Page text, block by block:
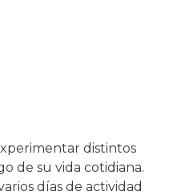
distintos
de su vida cotidiana.
días de actividad